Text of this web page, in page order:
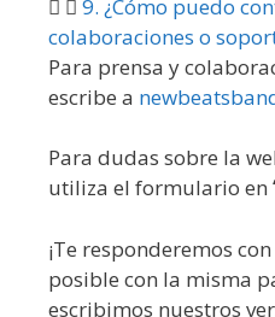
9. ¿Cómo puedo
colaboraciones o
Para prensa y
escribe a
Para dudas sobre la
utiliza el formulario en
¡Te responderemos
posible con la misma
escribimos nuestros